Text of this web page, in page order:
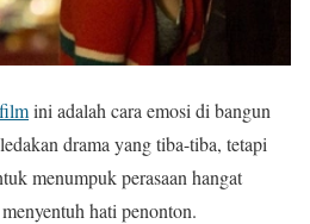
filmini adalah cara emosi di bangun
drama yang tiba-tiba, tetapi
menumpuk perasaan hangat
hati penonton.